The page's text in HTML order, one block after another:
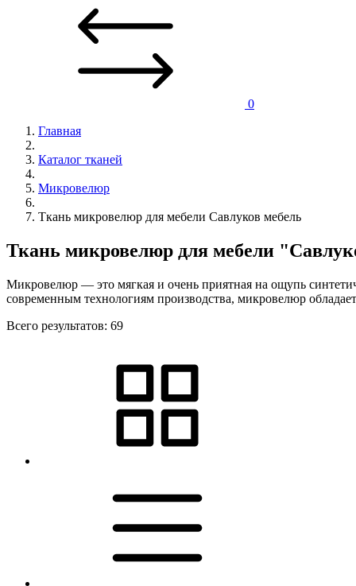
0
Главная
Каталог тканей
Микровелюр
Ткань микровелюр для мебели Савлуков мебель
Ткань микровелюр для мебели
Микровелюр — это мягкая и очень приятная на ощупь
современным технологиям производства, микровелюр
Всего результатов: 69